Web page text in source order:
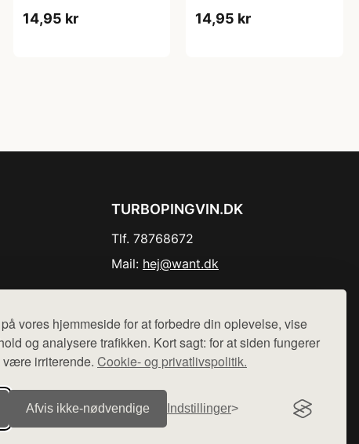
vores hjemmeside for at forbedre din oplevelse, vise
og analysere trafikken. Kort sagt: for at siden fungerer
være irriterende. Cookie- og privatlivspolitik.
Afvis ikke‑nødvendige Indstillinger
14,95 kr 14,95 kr
TURBOPINGVIN.DK
Tlf. 78768672
Mail: hej@want.dk
sælges ikke varer fra denne side - vi henviser til de shops,